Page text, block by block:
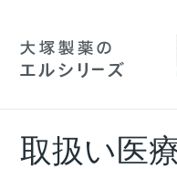
取扱い医